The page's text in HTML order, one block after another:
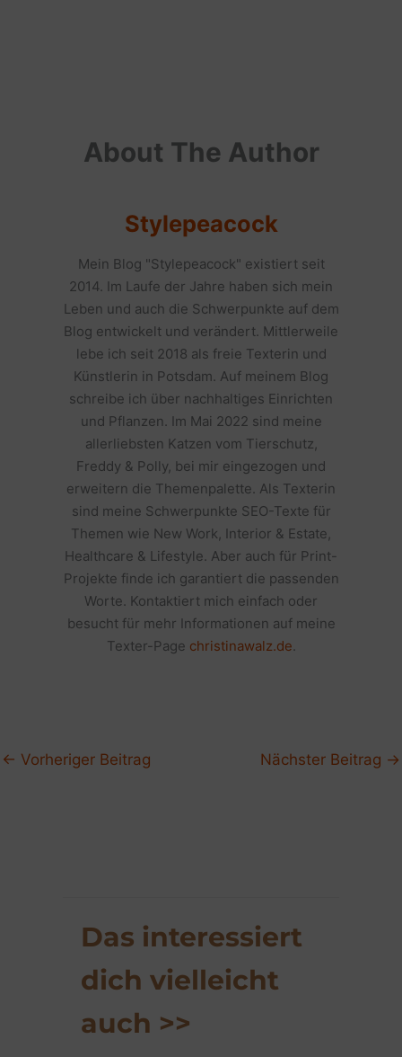
About The Author
Stylepeacock
Mein Blog "Stylepeacock" existiert seit
2014. Im Laufe der Jahre haben sich mein
Leben und auch die Schwerpunkte auf dem
Blog entwickelt und verändert. Mittlerweile
lebe ich seit 2018 als freie Texterin und
Künstlerin in Potsdam. Auf meinem Blog
schreibe ich über nachhaltiges Einrichten
und Pflanzen. Im Mai 2022 sind meine
allerliebsten Katzen vom Tierschutz,
Freddy & Polly, bei mir eingezogen und
erweitern die Themenpalette. Als Texterin
sind meine Schwerpunkte SEO-Texte für
Themen wie New Work, Interior & Estate,
Healthcare & Lifestyle. Aber auch für Print-
Projekte finde ich garantiert die passenden
Worte. Kontaktiert mich einfach oder
besucht für mehr Informationen auf meine
Texter-Page christinawalz.de.
← Vorheriger Beitrag Nächster Beitrag →
Das interessiert
dich vielleicht
auch >>